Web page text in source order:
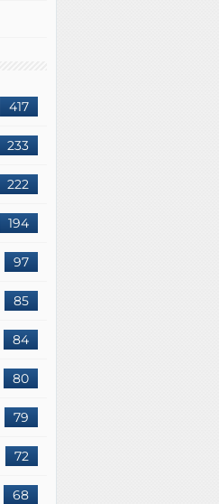
417
233
222
194
97
85
84
80
79
72
68